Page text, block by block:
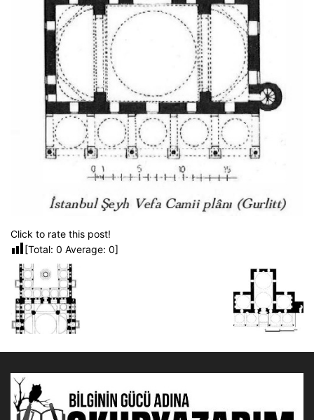
Click to rate this post!
[Total: 0 Average: 0]